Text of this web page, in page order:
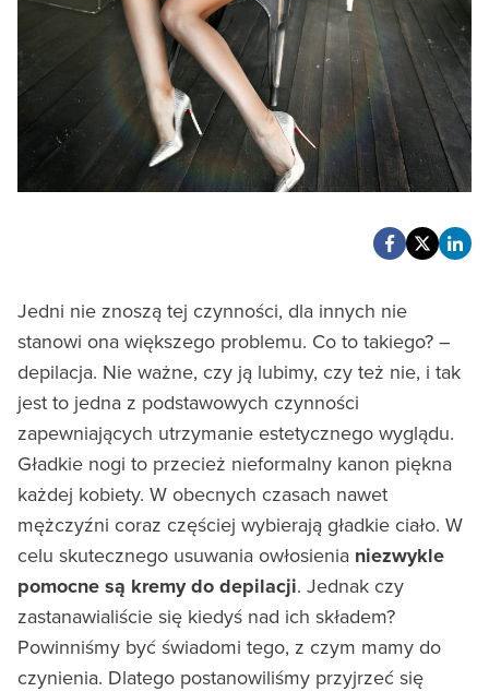
Jedni nie znoszą tej czynności, dla innych nie
stanowi ona większego problemu. Co to takiego? –
depilacja. Nie ważne, czy ją lubimy, czy też nie, i tak
jest to jedna z podstawowych czynności
zapewniających utrzymanie estetycznego wyglądu.
Gładkie nogi to przecież nieformalny kanon piękna
każdej kobiety. W obecnych czasach nawet
mężczyźni coraz częściej wybierają gładkie ciało. W
celu skutecznego usuwania owłosienia niezwykle
pomocne są kremy do depilacji. Jednak czy
zastanawialiście się kiedyś nad ich składem?
Powinniśmy być świadomi tego, z czym mamy do
czynienia. Dlatego postanowiliśmy przyjrzeć się